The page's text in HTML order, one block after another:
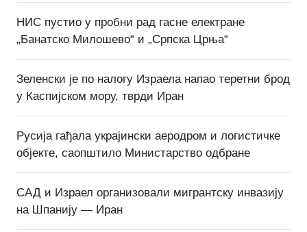
НИС пустио у пробни рад гасне електране
„Банатско Милошево“ и „Српска Црња“
Зеленски је по налогу Израела напао теретни брод
у Каспијском мору, тврди Иран
Русија гађала украјински аеродром и логистичке
објекте, саопштило Министарство одбране
САД и Израел организовали мигрантску инвазију
на Шпанију — Иран